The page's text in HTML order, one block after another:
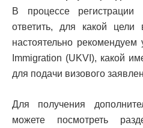
В процессе
ответить, для какой
настоятельно
Immigration (UKVI), какой
для подачи визового
Для получения
можете посмотреть